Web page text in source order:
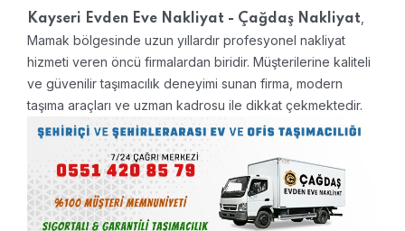
Kayseri Evden Eve Nakliyat - Çağdaş Nakliyat
Mamak bölgesinde uzun yıllardır profesyonel nakliyat
hizmeti veren öncü firmalardan biridir. Müşterilerine kaliteli
ve güvenilir taşımacılık deneyimi sunan firma, modern
taşıma araçları ve uzman kadrosu ile dikkat çekmektedir.